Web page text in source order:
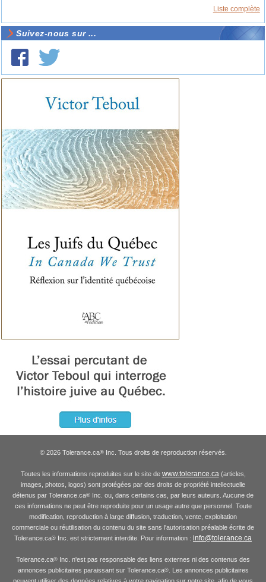
Liste complète
Suivez-nous sur ...
© 2026 Tolerance.ca®Inc. Tous droits de reproduction réservés.
Toutes les informations reproduites sur le site de www.tolerance.ca(articles,
images, photos, logos) sont protégées par des droits de propriété intellectuelle
détenus par Tolerance.ca® Inc. ou, dans certains cas, par leurs auteurs. Aucune de
ces informations ne peut être reproduite pour un usage autre que personnel. Toute
modification, reproduction à large diffusion, traduction, vente, exploitation
commerciale ou réutilisation du contenu du site sans l'autorisation préalable écrite de
Tolerance.ca® Inc. est strictement interdite. Pour information : info@tolerance.ca
Tolerance.ca® Inc. n'est pas responsable des liens externes ni des contenus des
annonces publicitaires paraissant sur Tolerance.ca®. Les annonces publicitaires